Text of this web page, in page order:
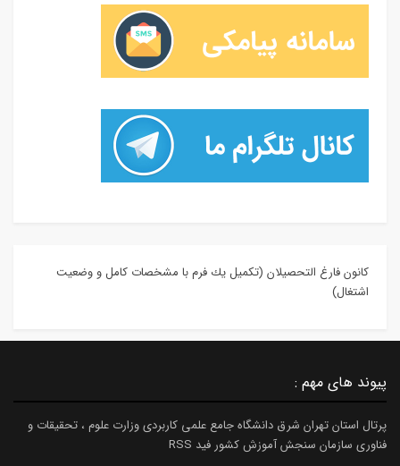
كانون فارغ التحصيلان (تكميل يك فرم با مشخصات كامل و وضعيت
اشتغال)
پیوند های مهم :
پرتال استان تهران شرق دانشگاه جامع علمی کاربردی وزارت علوم ، تحقیقات و
فناوری سازمان سنجش آموزش کشور فید RSS